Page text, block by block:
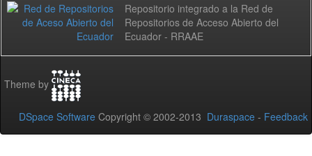
Repositorio integrado a la Red de
Repositorios de Acceso Abierto del
Ecuador - RRAAE
Theme by
DSpace Software Copyright © 2002-2013 Duraspace - Feedback